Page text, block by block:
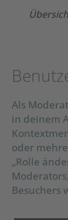
Als
in deinem
oder
„Rolle
Besuchers